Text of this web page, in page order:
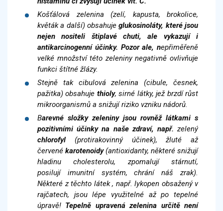
Košťálová zelenina (zelí, kapusta, brokolice,
květák a další) obsahujeglukosinoláty, které jsou
nejen nositeli štiplavé chuti, ale vykazují i
antikarcinogenní účinky. Pozor ale, nepřiměřeně
velké množství této zeleniny negativně ovlivňuje
funkci štítné žlázy.
Stejně tak cibulová zelenina (cibule, česnek,
pažitka) obsahuje thioly, sirné látky, jež brzdí růst
mikroorganismů a snižují riziko vzniku nádorů.
Barevné složky zeleniny jsou rovněž látkami s
pozitivními účinky na naše zdraví, např. zelený
chlorofyl (protirakovinný účinek), žluté až
červené karotenoidy(antioxidanty, některé snižují
hladinu cholesterolu, zpomalují stárnutí,
posilují imunitní systém, chrání náš zrak).
Některé z těchto látek , např. lykopen obsažený v
rajčatech, jsou lépe využitelné až po tepelné
úpravě! Tepelně upravená zelenina určitě není